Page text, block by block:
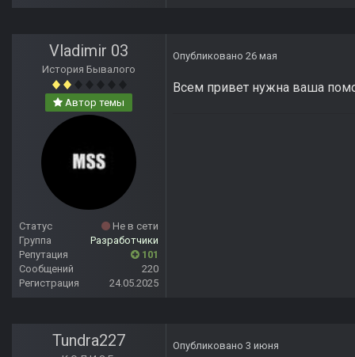
Vladimir 03
История Бывалого
Автор темы
Статус
Не в сети
Группа
Разработчики
Репутация
101
Сообщений
220
Регистрация
24.05.2025
Опубликовано 26 мая
Всем привет нужна ваша
Tundra227 Опубликовано 3 июня